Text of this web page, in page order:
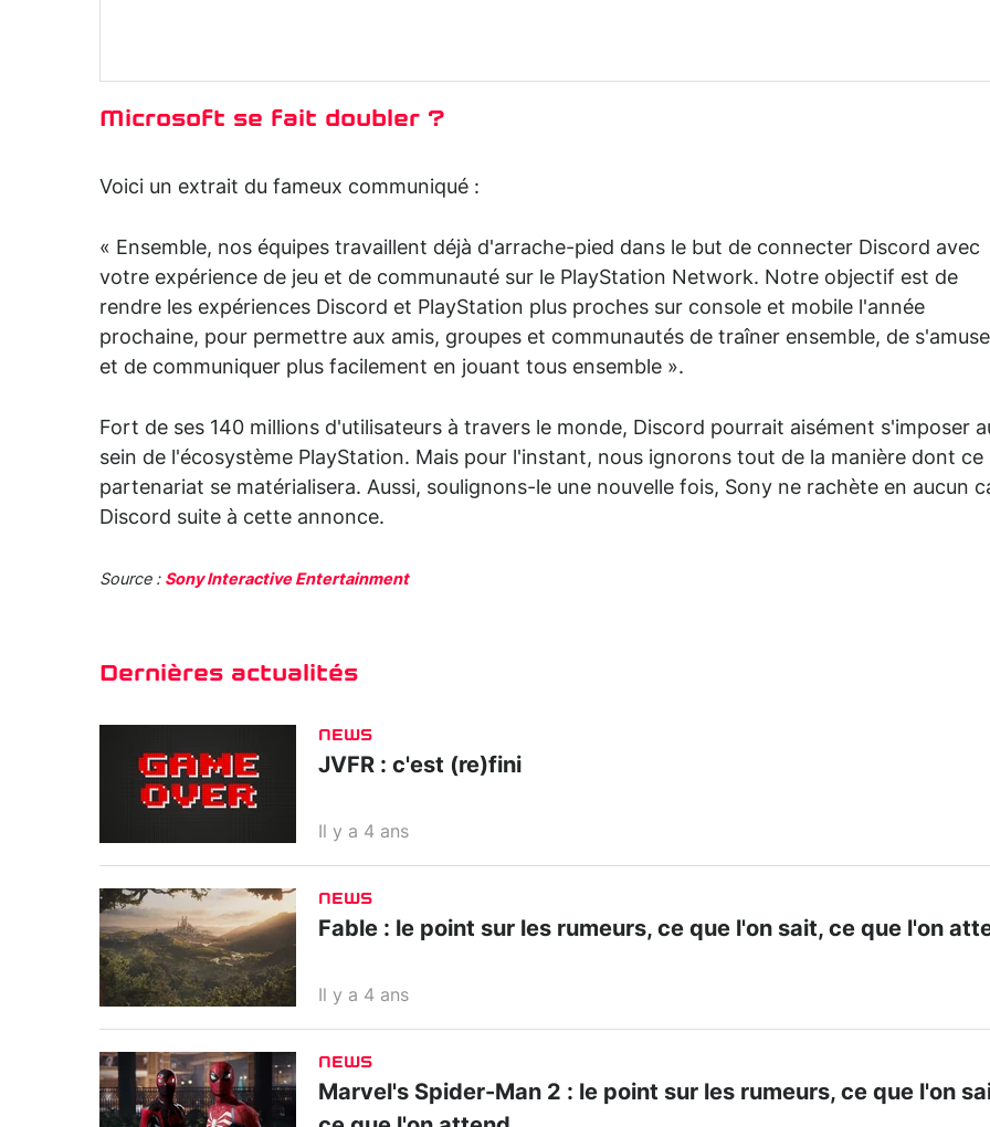
Microsoft se fait doubler ?
Voici un extrait du fameux communiqué :
« Ensemble, nos équipes travaillent déjà d'arrache-pied dans le but de connecter Discord avec
votre expérience de jeu et de communauté sur le PlayStation Network. Notre objectif est de
rendre les expériences Discord et PlayStation plus proches sur console et mobile l'année
prochaine, pour permettre aux amis, groupes et communautés de traîner ensemble, de
et de communiquer plus facilement en jouant tous ensemble ».
Fort de ses 140 millions d'utilisateurs à travers le monde, Discord pourrait aisément s'imposer
sein de l'écosystème PlayStation. Mais pour l'instant, nous ignorons tout de la manière dont ce
partenariat se matérialisera. Aussi, soulignons-le une nouvelle fois, Sony ne rachète en aucun
Discord suite à cette annonce.
Source : Sony Interactive Entertainment
Dernières actualités
NEWS
JVFR : c'est (re)fini
Il y a 4 ans
NEWS
Fable : le point sur les rumeurs, ce que l'on sait, ce que l'on
Il y a 4 ans
NEWS
Marvel's Spider-Man 2 : le point sur les rumeurs, ce que l'on